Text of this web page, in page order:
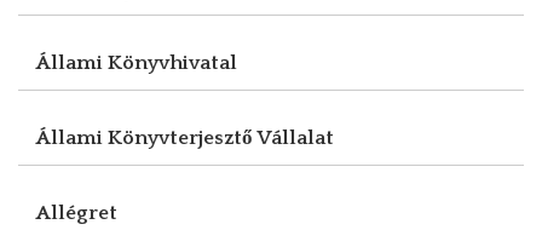
Állami Könyvhivatal
Állami Könyvterjesztő Vállalat
Allégret